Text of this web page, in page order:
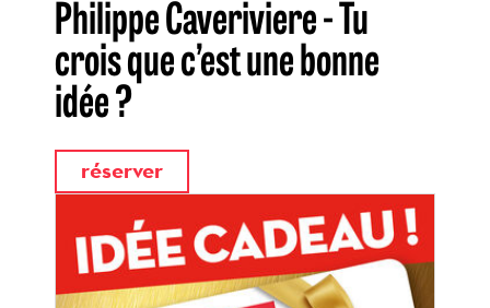
Philippe Caveriviere - Tu
crois que c’est une bonne
idée ?
réserver